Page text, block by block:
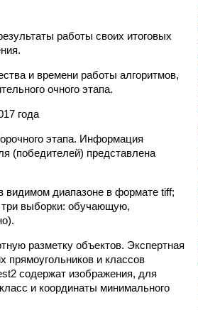
работы своих итоговых
и времени работы алгоритмов,
очного этапа.
года
этапа. Информация
(победителей) представлена
видимом диапазоне в формате tiff;
выборки: обучающую,
разметку объектов. Экспертная
прямоугольников и классов
содержат изображения, для
и координаты минимального